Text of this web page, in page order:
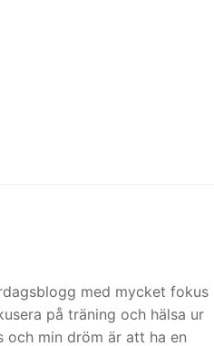
med mycket fokus
på träning och hälsa ur
och min dröm är att ha en